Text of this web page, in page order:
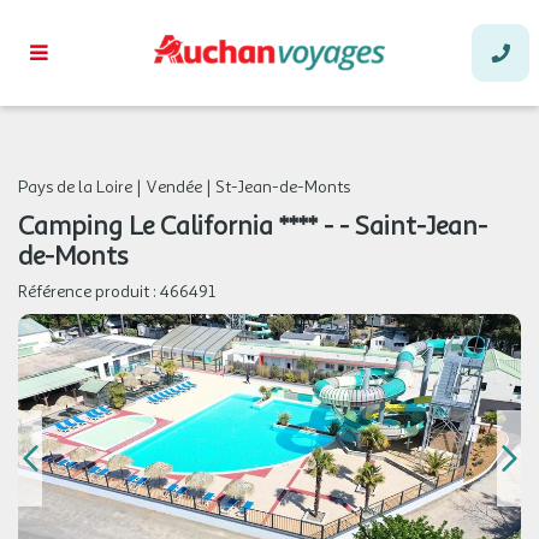
Pays de la Loire | Vendée | St-Jean-de-Monts
Camping Le California **** - - Saint-Jean-
de-Monts
Référence produit : 466491